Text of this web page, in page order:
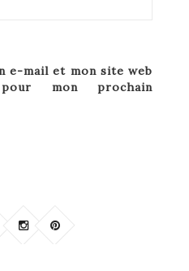
e-mail et mon site web
mon prochain